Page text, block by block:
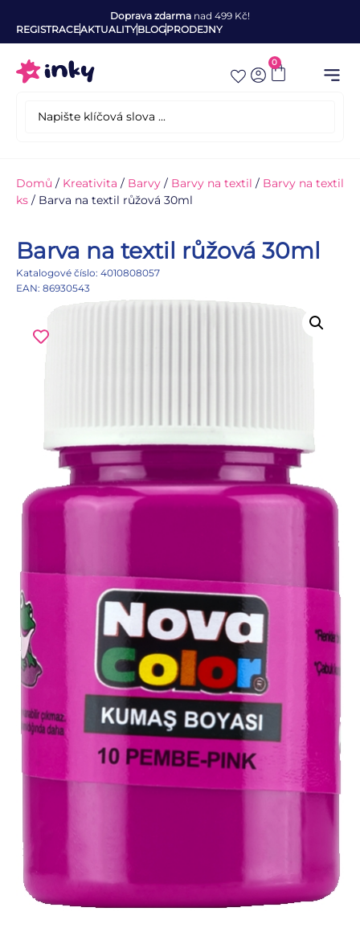
Doprava zdarma nad 499 Kč!
REGISTRACEAKTUALITYBLOGPRODEJNY
0
Domů / Kreativita / Barvy / Barvy na textil / Barvy na textil
ks / Barva na textil růžová 30ml
Barva na textil růžová 30ml
Katalogové číslo: 4010808057
EAN: 86930543